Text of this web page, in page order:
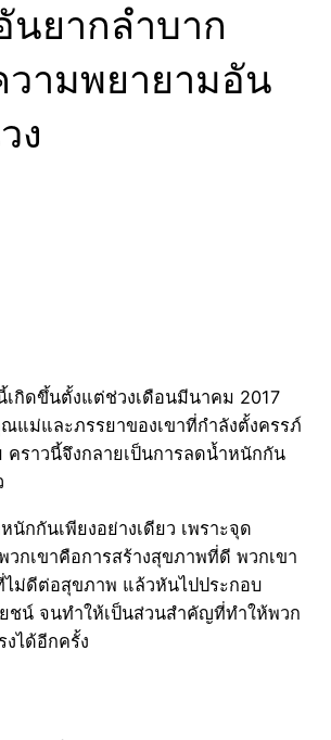
นยากลำบาก
วามพยายามอัน
ง
เกิดขึ้นตั้งแต่ช่วงเดือนมีนาคม 2017
แม่และภรรยาของเขาที่กำลังตั้งครรภ์
คราวนี้จึงกลายเป็นการลดน้ำหนักกัน
กกันเพียงอย่างเดียว เพราะจุด
วกเขาคือการสร้างสุขภาพที่ดี พวกเขา
ไม่ดีต่อสุขภาพ แล้วหันไปประกอบ
ชน์ จนทำให้เป็นส่วนสำคัญที่ทำให้พวก
งได้อีกครั้ง